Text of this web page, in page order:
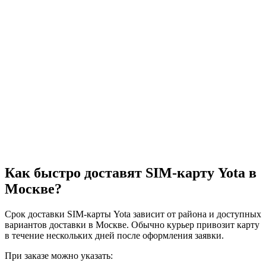
Как быстро доставят SIM-карту Yota в
Москве?
Срок доставки SIM-карты Yota зависит от района и доступных
вариантов доставки в Москве. Обычно курьер привозит карту
в течение нескольких дней после оформления заявки.
При заказе можно указать: